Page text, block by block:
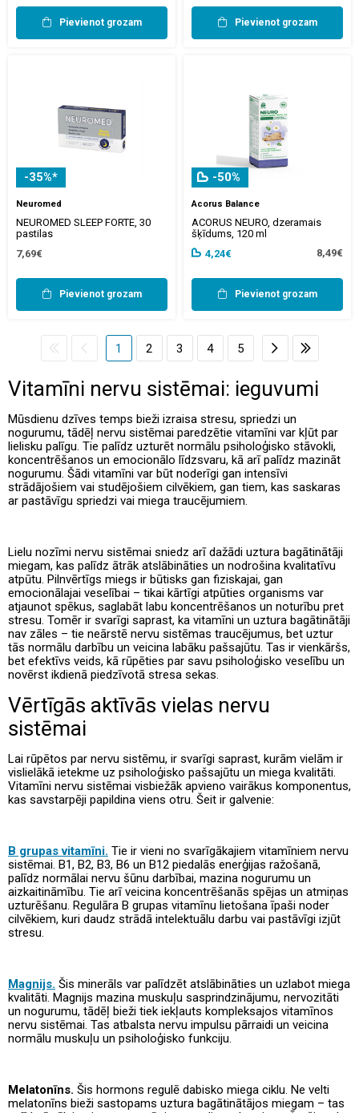
Pievienot grozam Pievienot grozam
-35%*
Neuromed
NEUROMED SLEEP FORTE, 30
pastilas
7,69€
Pievienot grozam
-50%
Acorus Balance
ACORUS NEURO, dzeramais
šķīdums, 120 ml
4,24€
8,49€
Pievienot grozam
1 2 3 4 5
Vitamīni nervu sistēmai: ieguvumi
Mūsdienu dzīves temps bieži izraisa stresu, spriedzi un
nogurumu, tādēļ nervu sistēmai paredzētie vitamīni var kļūt par
lielisku palīgu. Tie palīdz uzturēt normālu psiholoģisko stāvokli,
koncentrēšanos un emocionālo līdzsvaru, kā arī palīdz mazināt
nogurumu. Šādi vitamīni var būt noderīgi gan intensīvi
strādājošiem vai studējošiem cilvēkiem, gan tiem, kas saskaras
ar pastāvīgu spriedzi vai miega traucējumiem.
Lielu nozīmi nervu sistēmai sniedz arī dažādi uztura bagātinātāji
miegam, kas palīdz ātrāk atslābināties un nodrošina kvalitatīvu
atpūtu. Pilnvērtīgs miegs ir būtisks gan fiziskajai, gan
emocionālajai veselībai – tikai kārtīgi atpūties organisms var
atjaunot spēkus, saglabāt labu koncentrēšanos un noturību pret
stresu. Tomēr ir svarīgi saprast, ka vitamīni un uztura bagātinātāji
nav zāles – tie neārstē nervu sistēmas traucējumus, bet uztur
tās normālu darbību un veicina labāku pašsajūtu. Tas ir vienkāršs,
bet efektīvs veids, kā rūpēties par savu psiholoģisko veselību un
novērst ikdienā piedzīvotā stresa sekas.
Vērtīgās aktīvās vielas nervu
sistēmai
Lai rūpētos par nervu sistēmu, ir svarīgi saprast, kurām vielām ir
vislielākā ietekme uz psiholoģisko pašsajūtu un miega kvalitāti.
Vitamīni nervu sistēmai visbiežāk apvieno vairākus komponentus,
kas savstarpēji papildina viens otru. Šeit ir galvenie:
B grupas vitamīni. Tie ir vieni no svarīgākajiem vitamīniem nervu
sistēmai. B1, B2, B3, B6 un B12 piedalās enerģijas ražošanā,
palīdz normālai nervu šūnu darbībai, mazina nogurumu un
aizkaitināmību. Tie arī veicina koncentrēšanās spējas un atmiņas
uzturēšanu. Regulāra B grupas vitamīnu lietošana īpaši noder
cilvēkiem, kuri daudz strādā intelektuālu darbu vai pastāvīgi izjūt
stresu.
Magnijs. Šis minerāls var palīdzēt atslābināties un uzlabot miega
kvalitāti. Magnijs mazina muskuļu sasprindzinājumu, nervozitāti
un nogurumu, tādēļ bieži tiek iekļauts kompleksajos vitamīnos
nervu sistēmai. Tas atbalsta nervu impulsu pārraidi un veicina
normālu muskuļu un psiholoģisko funkciju.
Melatonīns. Šis hormons regulē dabisko miega ciklu. Ne velti
melatonīns bieži sastopams uztura bagātinātājos miegam – tas